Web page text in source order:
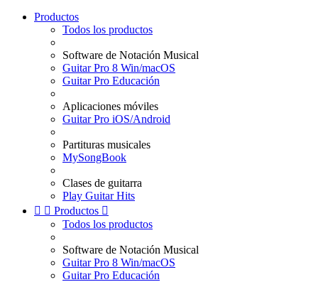
Productos
Todos los productos
Software de Notación Musical
Guitar Pro 8 Win/macOS
Guitar Pro Educación
Aplicaciones móviles
Guitar Pro iOS/Android
Partituras musicales
MySongBook
Clases de guitarra
Play Guitar Hits
  Productos 
Todos los productos
Software de Notación Musical
Guitar Pro 8 Win/macOS
Guitar Pro Educación